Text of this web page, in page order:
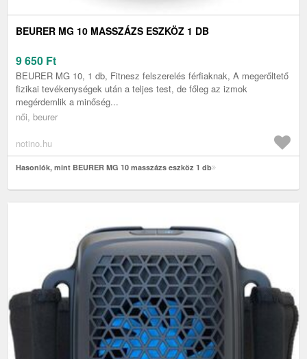
BEURER MG 10 MASSZÁZS ESZKÖZ 1 DB
9 650 Ft
BEURER MG 10, 1 db, Fitnesz felszerelés férfiaknak, A megerőltető
fizikai tevékenységek után a teljes test, de főleg az izmok
megérdemlik a minőség...
női, beurer
notino.hu
Hasonlók, mint BEURER MG 10 masszázs eszköz 1 db